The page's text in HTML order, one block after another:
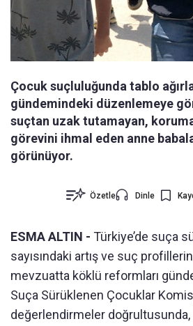
Çocuk suçluluğunda tablo
gündemindeki düzenlemeye
suçtan uzak tutamayan,
görevini ihmal eden anne
görünüyor.
Özetle Dinle
ESMA ALTIN - Türkiye’de suça
sayısındaki artış ve suç
mevzuatta köklü reformları
Suça Sürüklenen Çocuklar
değerlendirmeler doğrultusunda,